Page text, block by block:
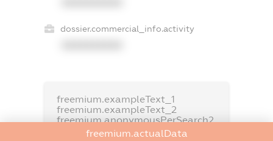
dossier.commercial_info.activity
freemium.exampleText_1
freemium.exampleText_2
freemium.anonymousPerSearch2
freemium.actualData